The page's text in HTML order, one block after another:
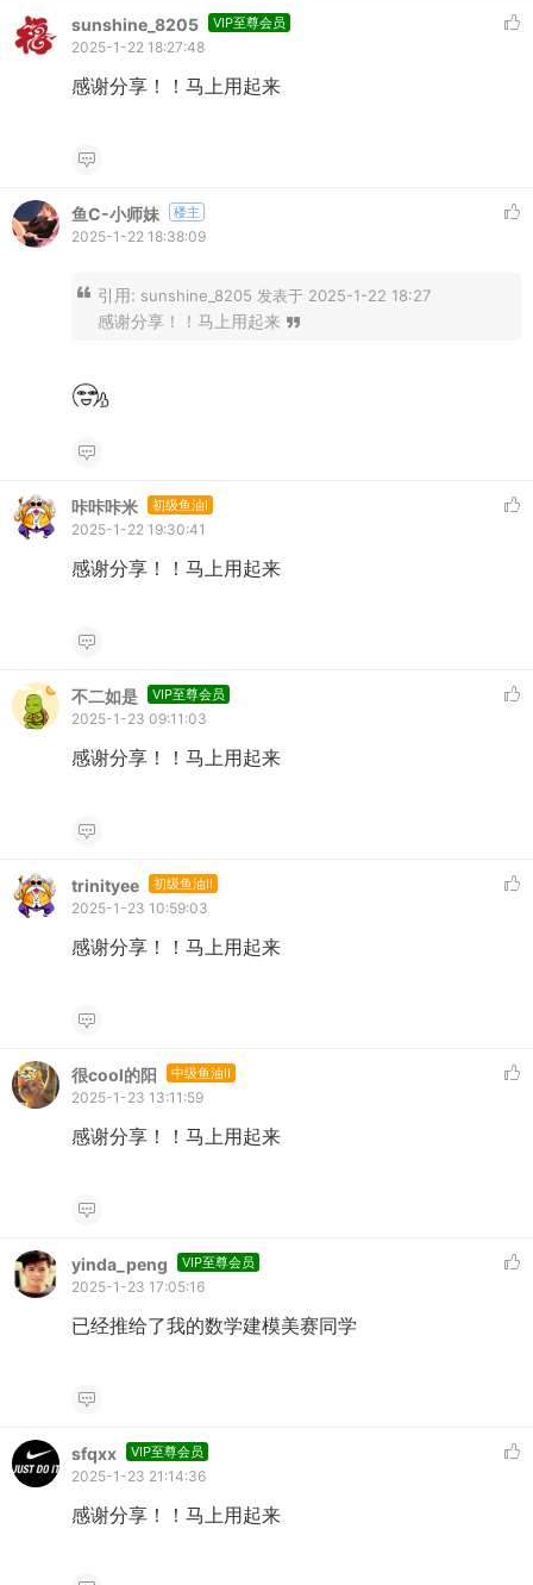
sunshine_8205 VIP至尊会员
2025-1-22 18:27:48
感谢分享！！马上用起来
鱼C-小师妹 楼主
2025-1-22 18:38:09
引用: sunshine_8205 发表于 2025-1-22 18:27
感谢分享！！马上用起来
咔咔咔米 初级鱼油I
2025-1-22 19:30:41
感谢分享！！马上用起来
不二如是 VIP至尊会员
2025-1-23 09:11:03
感谢分享！！马上用起来
trinityee 初级鱼油II
2025-1-23 10:59:03
感谢分享！！马上用起来
很cool的阳 中级鱼油II
2025-1-23 13:11:59
感谢分享！！马上用起来
yinda_peng VIP至尊会员
2025-1-23 17:05:16
已经推给了我的数学建模美赛同学
sfqxx VIP至尊会员
2025-1-23 21:14:36
感谢分享！！马上用起来